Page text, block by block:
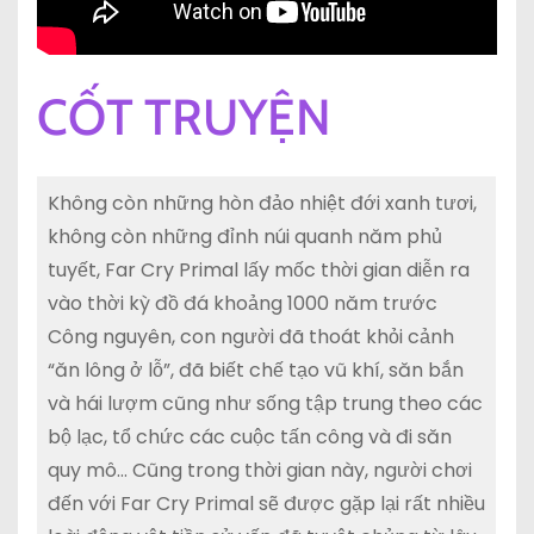
CỐT TRUYỆN
Không còn những hòn đảo nhiệt đới xanh tươi,
không còn những đỉnh núi quanh năm phủ
tuyết, Far Cry Primal lấy mốc thời gian diễn ra
vào thời kỳ đồ đá khoảng 1000 năm trước
Công nguyên, con người đã thoát khỏi cảnh
“ăn lông ở lỗ”, đã biết chế tạo vũ khí, săn bắn
và hái lượm cũng như sống tập trung theo các
bộ lạc, tổ chức các cuộc tấn công và đi săn
quy mô… Cũng trong thời gian này, người chơi
đến với Far Cry Primal sẽ được gặp lại rất nhiều